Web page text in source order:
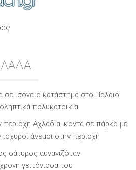
σε ισόγειο κατάστημα στο Παλαιό
πολυκατοικία
περιοχή Αχλάδια, κοντά σε πάρκο με
άνεμοι στην περιοχή
σάτυρος αυνανιζόταν
γειτόνισσα του